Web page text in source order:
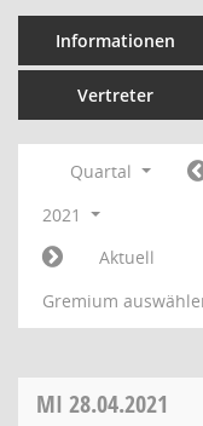
Informationen
Vertreter
Quartal
2021
Aktuell
Gremium
MI 28.04.2021